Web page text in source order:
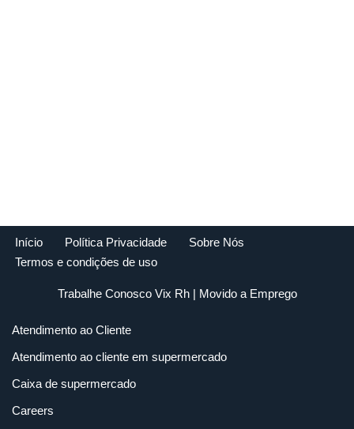
Início Política Privacidade
Sobre Nós
Termos e condições de uso
Trabalhe Conosco Vix Rh| Movido a Emprego
Atendimento ao Cliente
Atendimento ao cliente em supermercado
Caixa de supermercado
Careers